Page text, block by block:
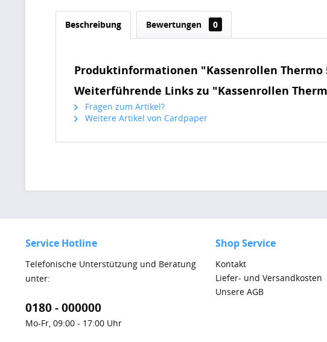
Beschreibung Bewertungen 0
Produktinformationen "Kassenrollen Thermo
Weiterführende Links zu "Kassenrollen
Fragen zum Artikel?
Weitere Artikel von Cardpaper
Service Hotline
Telefonische Unterstützung und Beratung
unter:
0180 - 000000
Mo-Fr, 09:00 - 17:00 Uhr
Shop Service
Kontakt
Liefer- und Versandkosten
Unsere AGB